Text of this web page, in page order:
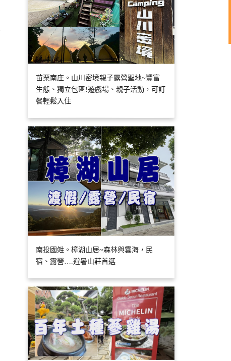
苗栗南庄。山川密境親子露營聖地~豐富
生態、獨立包區!遊戲場、親子活動，可訂
餐輕鬆入住
南投國姓。樟湖山居~森林與雲海，民
宿、露營….避暑山莊首選